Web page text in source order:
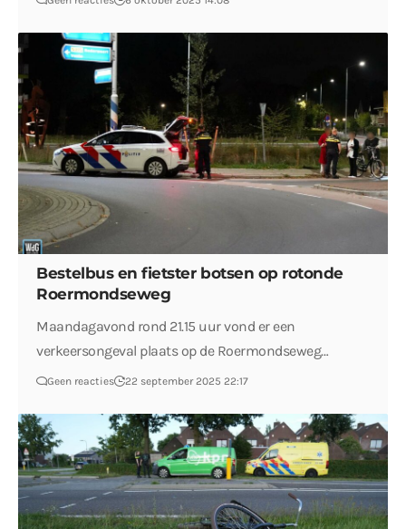
Bestelbus en fietster botsen op rotonde
Roermondseweg
Maandagavond rond 21.15 uur vond er een
verkeersongeval plaats op de Roermondseweg…
Geen reacties 22 september 2025 22:17